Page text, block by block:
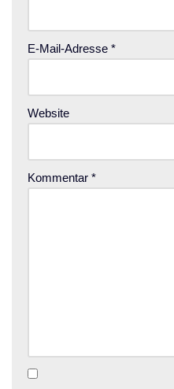
E-Mail-Adresse *
Website
Kommentar *